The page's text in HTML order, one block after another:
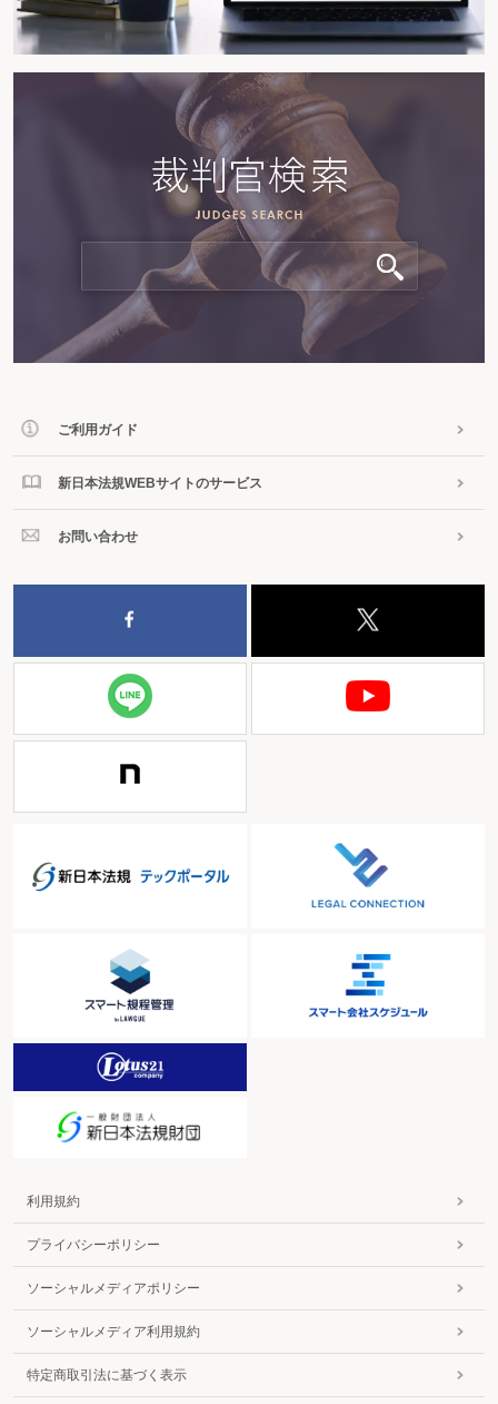
ご利用ガイド
新日本法規WEBサイトのサービス
お問い合わせ
利用規約
プライバシーポリシー
ソーシャルメディアポリシー
ソーシャルメディア利用規約
特定商取引法に基づく表示